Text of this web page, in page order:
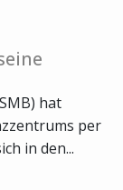
hat
per
in den...